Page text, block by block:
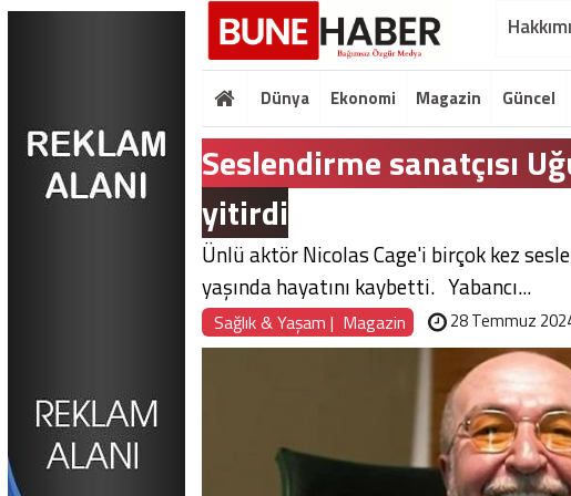
Dünya Ekonomi Magazin Güncel
Seslendirme sanatçısı
yitirdi
Ünlü aktör Nicolas Cage'i birçok kez
yaşında hayatını kaybetti. Yabancı...
Sağlık & Yaşam | Magazin 28 Temmuz